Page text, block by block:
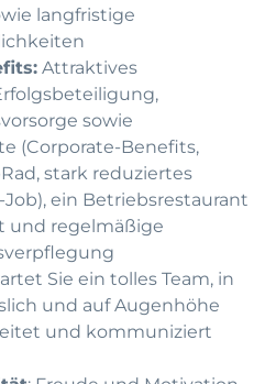
langfristige
Attraktives
sowie
(Corporate-Benefits,
stark reduziertes
ein Betriebsrestaurant
und regelmäßige
Sie ein tolles Team, in
und auf Augenhöhe
und kommuniziert